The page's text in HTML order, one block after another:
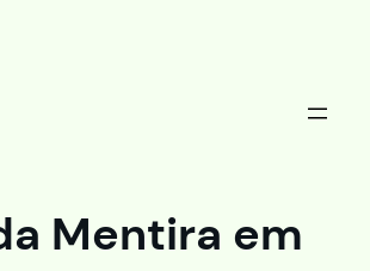
Mentira em